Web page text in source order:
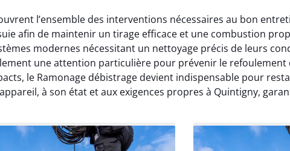
l’ensemble des interventions nécessaires au bon
afin de maintenir un tirage efficace et une combustion
modernes nécessitant un nettoyage précis de leurs
une attention particulière pour prévenir le refoulement
le Ramonage débistrage devient indispensable pour
à son état et aux exigences propres à Quintigny,